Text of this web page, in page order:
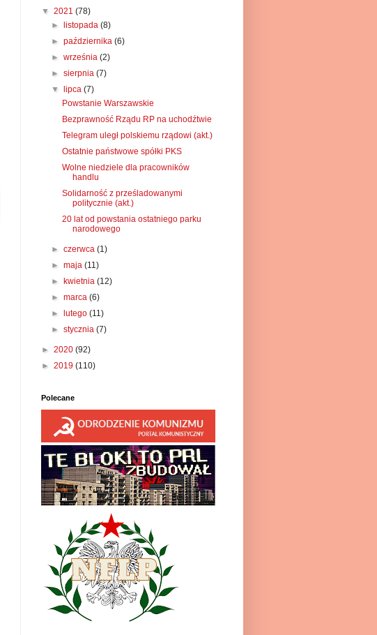
▼ 2021 (78)
►listopada(8)
►października(6)
►września(2)
►sierpnia(7)
▼lipca(7)
Powstanie Warszawskie
Bezprawność Rządu RP na uchodźtwie
Telegram uległ polskiemu rządowi (akt.)
Ostatnie państwowe spółki PKS
Wolne niedziele dla pracowników
handlu
Solidarność z prześladowanymi
politycznie (akt.)
20 lat od powstania ostatniego parku
narodowego
►czerwca(1)
►maja(11)
►kwietnia(12)
►marca(6)
►lutego(11)
►stycznia(7)
► 2020 (92)
► 2019 (110)
Polecane